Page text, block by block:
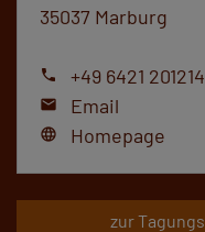
35037 Marburg
phone +49 6421
mail Email
language Homepage
zur